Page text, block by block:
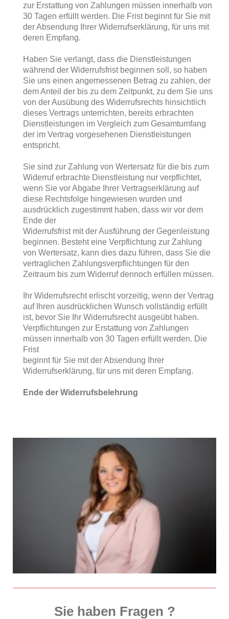
zur Erstattung von Zahlungen müssen innerhalb von
30 Tagen erfüllt werden. Die Frist beginnt für Sie mit
der Absendung Ihrer Widerrufserklärung, für uns mit
deren Empfang.
Haben Sie verlangt, dass die Dienstleistungen
während der Widerrufsfrist beginnen soll, so haben
Sie uns einen angemessenen Betrag zu zahlen, der
dem Anteil der bis zu dem Zeitpunkt, zu dem Sie uns
von der Ausübung des Widerrufsrechts hinsichtlich
dieses Vertrags unterrichten, bereits erbrachten
Dienstleistungen im Vergleich zum Gesamtumfang
der im Vertrag vorgesehenen Dienstleistungen
entspricht.
Sie sind zur Zahlung von Wertersatz für die bis zum
Widerruf erbrachte Dienstleistung nur verpflichtet,
wenn Sie vor Abgabe Ihrer Vertragserklärung auf
diese Rechtsfolge hingewiesen wurden und
ausdrücklich zugestimmt haben, dass wir vor dem
Ende der
Widerrufsfrist mit der Ausführung der Gegenleistung
beginnen. Besteht eine Verpflichtung zur Zahlung
von Wertersatz, kann dies dazu führen, dass Sie die
vertraglichen Zahlungsverpflichtungen für den
Zeitraum bis zum Widerruf dennoch erfüllen müssen.
Ihr Widerrufsrecht erlischt vorzeitig, wenn der Vertrag
auf Ihren ausdrücklichen Wunsch vollständig erfüllt
ist, bevor Sie Ihr Widerrufsrecht ausgeübt haben.
Verpflichtungen zur Erstattung von Zahlungen
müssen innerhalb von 30 Tagen erfüllt werden. Die
Frist
beginnt für Sie mit der Absendung Ihrer
Widerrufserklärung, für uns mit deren Empfang.
Ende der Widerrufsbelehrung
Sie haben Fragen ?